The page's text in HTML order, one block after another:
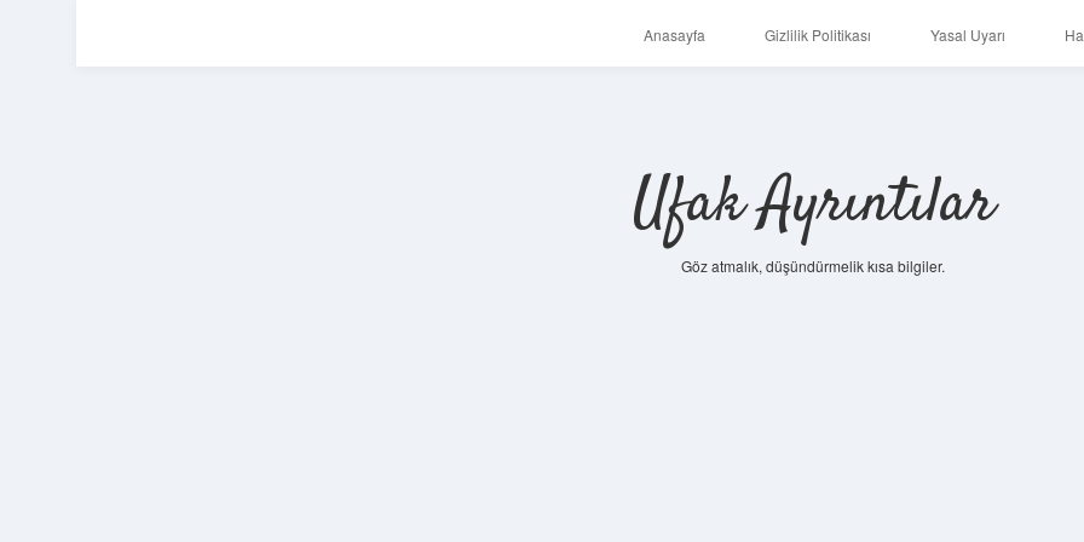
Anasayfa Gizlilik Politikası Yasal Uyarı
Ufak Ayrıntılar
Göz atmalık, düşündürmelik kısa bilgiler.